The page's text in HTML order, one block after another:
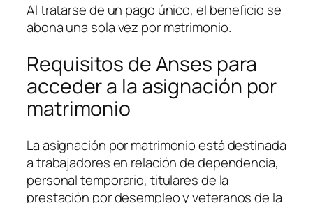
Al tratarse de un pago único, el beneficio se
abona una sola vez por matrimonio.
Requisitos de Anses para
acceder a la asignación por
matrimonio
La asignación por matrimonio está destinada
a trabajadores en relación de dependencia,
personal temporario, titulares de la
prestación por desempleo y veteranos de la